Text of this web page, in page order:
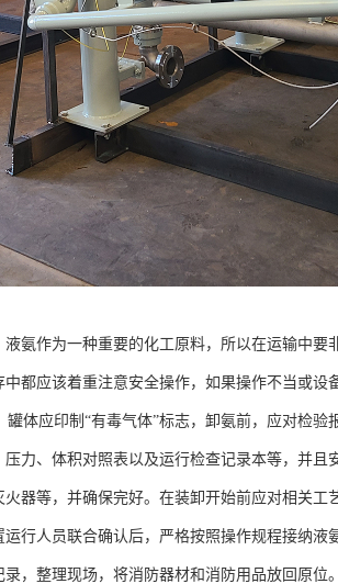
氨作为一种重要的化工原料，所以在运输中要
都应该着重注意安全操作，如果操作不当或设
体应印制“有毒气体”标志，卸氨前，应对检验
力、体积对照表以及运行检查记录本等，并且
器等，并确保完好。在装卸开始前应对相关工
行人员联合确认后，严格按照操作规程接纳液
，整理现场，将消防器材和消防用品放回原位